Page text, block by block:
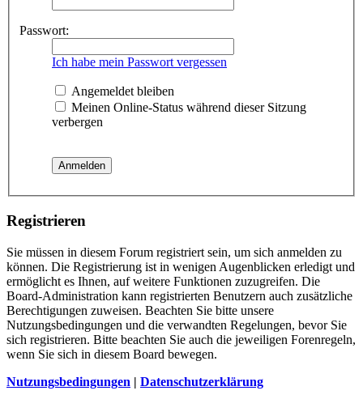
Passwort:
Ich habe mein Passwort vergessen
Angemeldet bleiben
Meinen Online-Status während dieser Sitzung
verbergen
Registrieren
Sie müssen in diesem Forum registriert sein, um sich anmelden zu
können. Die Registrierung ist in wenigen Augenblicken erledigt und
ermöglicht es Ihnen, auf weitere Funktionen zuzugreifen. Die
Board-Administration kann registrierten Benutzern auch zusätzliche
Berechtigungen zuweisen. Beachten Sie bitte unsere
Nutzungsbedingungen und die verwandten Regelungen, bevor Sie
sich registrieren. Bitte beachten Sie auch die jeweiligen Forenregeln,
wenn Sie sich in diesem Board bewegen.
Nutzungsbedingungen | Datenschutzerklärung